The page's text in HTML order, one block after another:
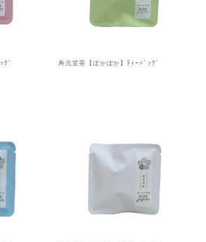
ｸﾞ 寿元堂茶【ぽかぽか】ﾃｨｰﾊﾞｯｸﾞ